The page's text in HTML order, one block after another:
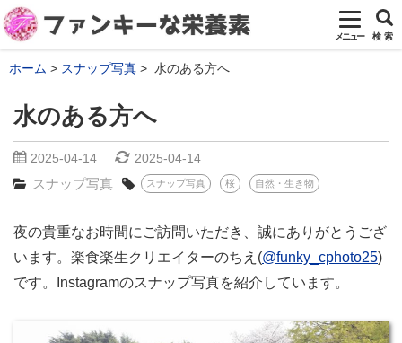
メニュー 検 索
ホーム スナップ写真 水のある方へ
水のある方へ
2025-04-14 2025-04-14
スナップ写真 スナップ写真 桜 自然・生き物
夜の貴重なお時間にご訪問いただき、誠にありがとうござ
います。楽食楽生クリエイターのちえ(@funky_cphoto25)
です。Instagramのスナップ写真を紹介しています。